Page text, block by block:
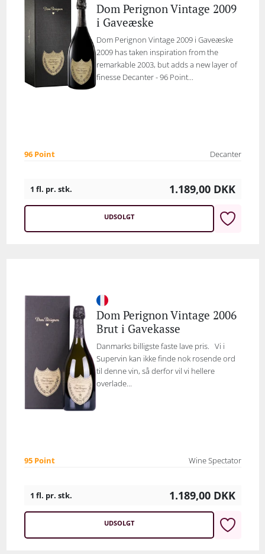
Dom Perignon Vintage 2009
i Gaveæske
Dom Perignon Vintage 2009 i Gaveæske
2009 has taken inspiration from the
remarkable 2003, but adds a new layer of
finesse Decanter - 96 Point...
96 Point Decanter
1 fl. pr. stk. 1.189,00 DKK
UDSOLGT
Dom Perignon Vintage 2006
Brut i Gavekasse
Danmarks billigste faste lave pris. Vi i
Supervin kan ikke finde nok rosende ord
til denne vin, så derfor vil vi hellere
overlade...
95 Point Wine Spectator
1 fl. pr. stk. 1.189,00 DKK
UDSOLGT